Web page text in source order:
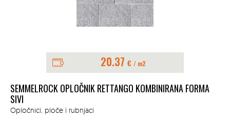
20.37 € / m2
SEMMELROCK OPLOČNIK RETTANGO KOMBINIRANA FORMA
SIVI
Opločnici, ploče i rubnjaci